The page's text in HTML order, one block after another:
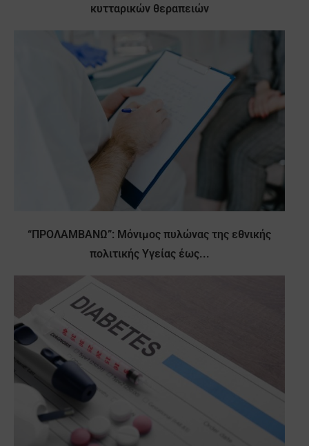
κυτταρικών θεραπειών
“ΠΡΟΛΑΜΒΑΝΩ”: Μόνιμος πυλώνας της εθνικής
πολιτικής Υγείας έως...